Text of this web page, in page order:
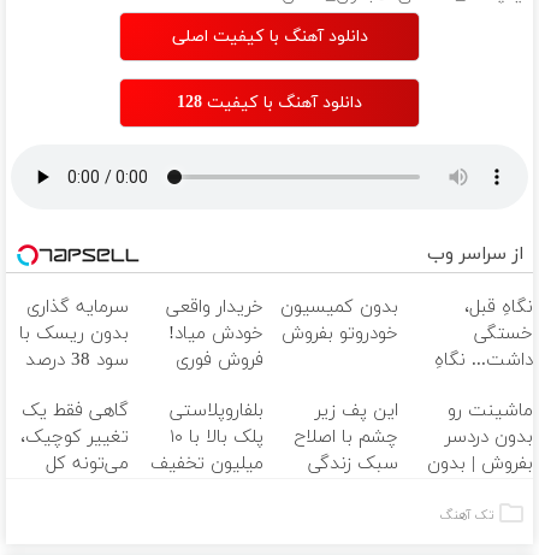
🧩روکش_رایگان
دانلود آهنگ با کیفیت اصلی
دانلود آهنگ با کیفیت 128
از سراسر وب
نگاهِ قبل،
خستگی
داشت... نگاهِ
تخفیف
بدون کمیسیون
خودروتو بفروش
خریدار واقعی
خودش میاد!
فروش فوری
مکانیک
سرمایه گذاری
بدون ریسک با
سود 38 درصد
ماشینت رو
بدون دردسر
بفروش | بدون
این پف زیر
چشم با اصلاح
سبک زندگی
بلفاروپلاستی
پلک بالا با ۱۰
میلیون تخفیف
گاهی فقط یک
تغییر کوچیک،
می‌تونه کل
تک آهنگ